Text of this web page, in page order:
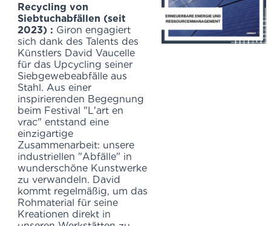
Recycling von
Siebtuchabfällen (seit
2023) : Giron engagiert
sich dank des Talents des
Künstlers David Vaucelle
für das Upcycling seiner
Siebgewebeabfälle aus
Stahl. Aus einer
inspirierenden Begegnung
beim Festival "L'art en
vrac" entstand eine
einzigartige
Zusammenarbeit: unsere
industriellen "Abfälle" in
wunderschöne Kunstwerke
zu verwandeln. David
kommt regelmäßig, um das
Rohmaterial für seine
Kreationen direkt in